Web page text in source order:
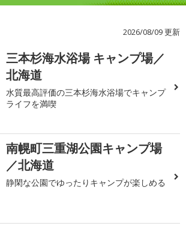
2026/08/09 更新
三本杉海水浴場 キャンプ場／
北海道
水質最高評価の三本杉海水浴場でキャンプ
ライフを満喫
南幌町三重湖公園キャンプ場
／北海道
静閑な公園でゆったりキャンプが楽しめる